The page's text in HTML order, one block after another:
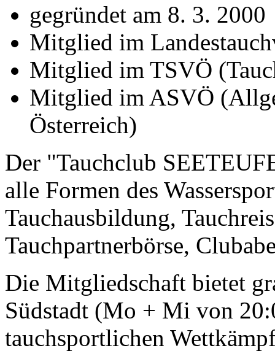
gegründet am 8. 3. 2000
Mitglied im
Mitglied im TSVÖ
Mitglied im ASVÖ
Österreich)
Der "Tauchclub
alle Formen des
Tauchausbildung,
Tauchpartnerbörse,
Die Mitgliedschaft bietet
Südstadt (Mo + Mi von
tauchsportlichen